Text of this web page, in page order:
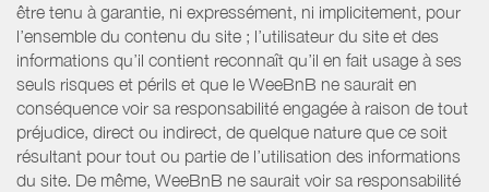
être tenu à garantie, ni expressément, ni implicitement, pour
l’ensemble du contenu du site ; l’utilisateur du site et des
informations qu’il contient reconnaît qu’il en fait usage à ses
seuls risques et périls et que le WeeBnB ne saurait en
conséquence voir sa responsabilité engagée à raison de tout
préjudice, direct ou indirect, de quelque nature que ce soit
résultant pour tout ou partie de l’utilisation des informations
du site. De même, WeeBnB ne saurait voir sa responsabilité